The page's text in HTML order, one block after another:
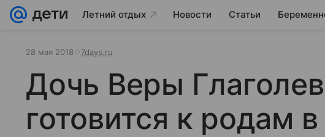
Летний отдых Новости Статьи
28 мая 2018 7days.ru
Дочь Веры
готовится к родам